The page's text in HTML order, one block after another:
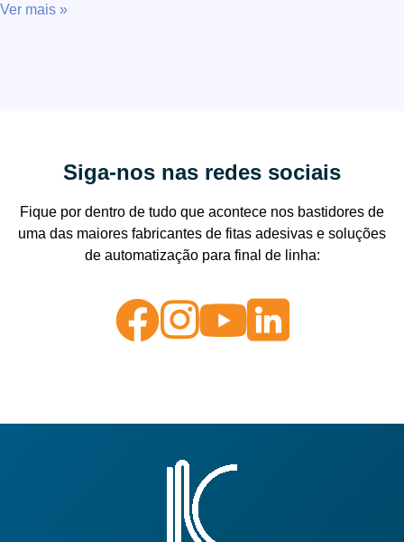
Ver mais »
Siga-nos nas redes sociais
Fique por dentro de tudo que acontece nos bastidores de
uma das maiores fabricantes de fitas adesivas e soluções
de automatização para final de linha: